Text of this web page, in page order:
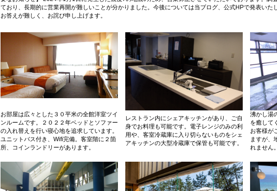
ており、長期的に営業再開が難しいことが分かりました。今後については当ブログ、公式HPで発表いた
お答えが難しく、お詫び申し上げます。
お部屋は広々とした３０平米の全館洋室ツイ
ンルームです。２０２２年ベッドとソファー
の入れ替えを行い寝心地を追求しています。
ユニットバス付き、Wifi完備。客室階に２箇
所、コインランドリーがあります。
レストラン内にシェアキッチンがあり、ご自
身でお料理も可能です。電子レンジのみの利
用や、客室冷蔵庫に入り切らないものをシェ
アキッチンの大型冷蔵庫で保管も可能です。
沸かし湯
を癒して
お客様が
ますが、
れません。